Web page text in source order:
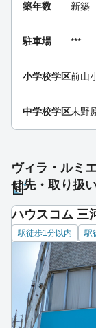
築年数 新築
駐車場 ***
小学校学区前山
中学校学区末野
ヴィラ・ルミ
せ先・取り扱
ハウスコム 三
駅徒歩1分以内 駅